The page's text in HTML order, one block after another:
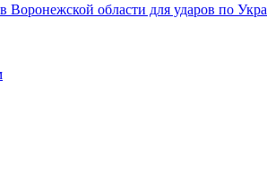
области для ударов по